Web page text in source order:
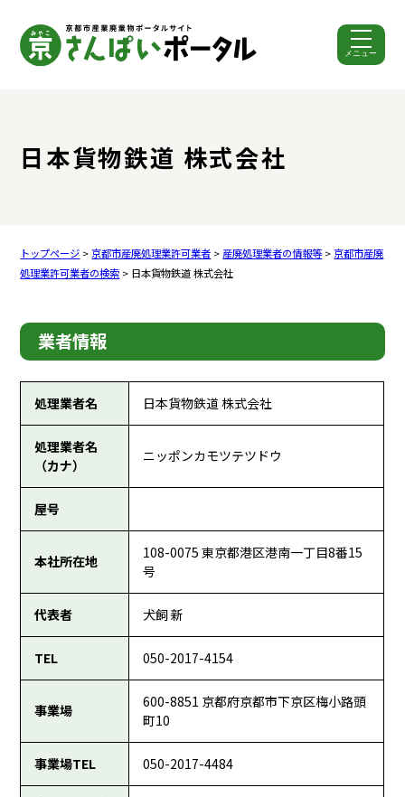
メニュー
日本貨物鉄道 株式会社
トップページ >京都市産廃処理業許可業者 > 産廃処理業者の情報等>京都市産廃
処理業許可業者の検索 > 日本貨物鉄道 株式会社
業者情報
処理業者名 日本貨物鉄道 株式会社
処理業者名
（カナ）
ニッポンカモツテツドウ
屋号
本社所在地
108-0075 東京都港区港南一丁目8番15
号
代表者 犬飼 新
TEL 050-2017-4154
事業場
600-8851 京都府京都市下京区梅小路頭
町10
事業場TEL 050-2017-4484